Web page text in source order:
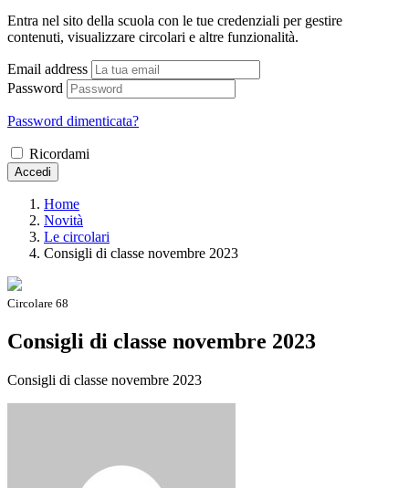
Entra nel sito della scuola con le tue credenziali per gestire
contenuti, visualizzare circolari e altre funzionalità.
Email address
Password
Password dimenticata?
Ricordami
Accedi
Home
Novità
Le circolari
Consigli di classe novembre 2023
Circolare 68
Consigli di classe novembre 2023
Consigli di classe novembre 2023